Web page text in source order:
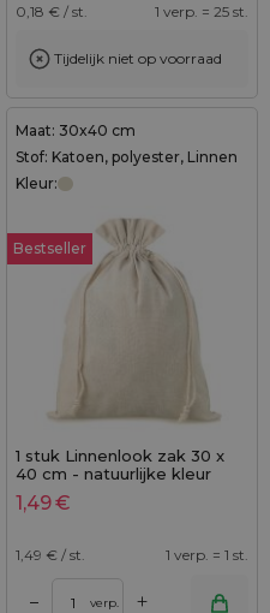
0,18 € / st. 1 verp. = 25 st.
Tijdelijk niet op voorraad
Maat: 30x40 cm
Stof: Katoen, polyester, Linnen
Kleur:
Bestseller
1 stuk Linnenlook zak 30 x
40 cm - natuurlijke kleur
1,49€
1,49 € / st. 1 verp. = 1 st.
– verp. +